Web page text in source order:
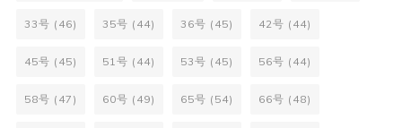
33号 (46) 35号 (44) 36号 (45) 42号 (44)
45号 (45) 51号 (44) 53号 (45) 56号 (44)
58号 (47) 60号 (49) 65号 (54) 66号 (48)